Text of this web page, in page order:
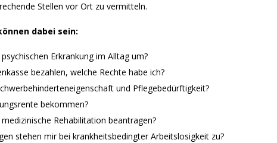
Stellen vor Ort zu vermitteln.
dabei sein:
Erkrankung im Alltag um?
bezahlen, welche Rechte habe ich?
und Pflegebedürftigkeit?
bekommen?
Rehabilitation beantragen?
stehen mir bei krankheitsbedingter Arbeitslosigkeit zu?